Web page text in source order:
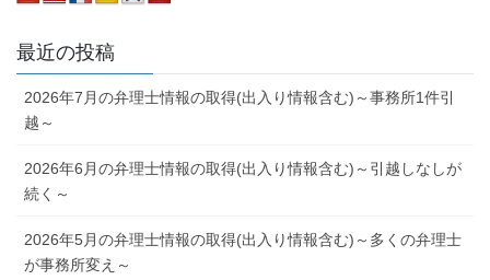
最近の投稿
2026年7月の弁理士情報の取得(出入り情報含む)～事務所1件引
越～
2026年6月の弁理士情報の取得(出入り情報含む)～引越しなしが
続く～
2026年5月の弁理士情報の取得(出入り情報含む)～多くの弁理士
が事務所変え～